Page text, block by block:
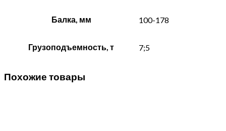
Балка, мм 100-178
Грузоподъемность, т 7;5
Похожие товары